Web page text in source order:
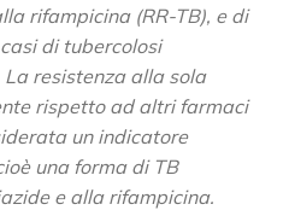
rifampicina (RR-TB), e di
di tubercolosi
resistenza alla sola
rispetto ad altri farmaci
un indicatore
una forma di TB
e alla rifampicina.